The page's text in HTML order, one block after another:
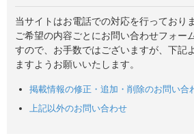
当サイトはお電話での対応を行っており
ご希望の内容ごとにお問い合わせフォー
すので、お手数ではございますが、下記
ますようお願いいたします。
掲載情報の修正・追加・削除のお問い合
上記以外のお問い合わせ